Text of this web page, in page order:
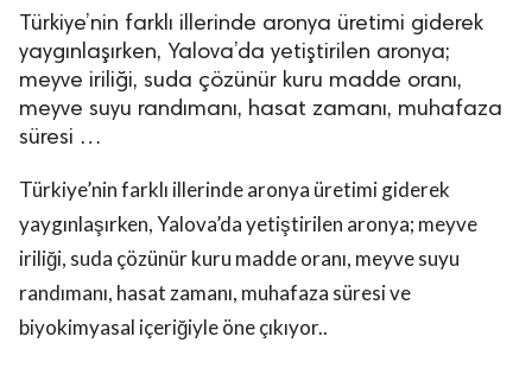
Türkiye’nin farklı illerinde aronya üretimi giderek
yaygınlaşırken, Yalova’da yetiştirilen aronya;
meyve iriliği, suda çözünür kuru madde oranı,
meyve suyu randımanı, hasat zamanı, muhafaza
süresi …
Türkiye’nin farklı illerinde aronya üretimi giderek
yaygınlaşırken, Yalova’da yetiştirilen aronya; meyve
iriliği, suda çözünür kuru madde oranı, meyve suyu
randımanı, hasat zamanı, muhafaza süresi ve
biyokimyasal içeriğiyle öne çıkıyor..